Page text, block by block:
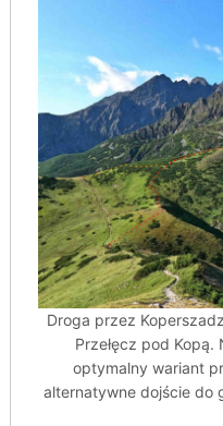
Droga przez
Przełęcz pod Kopą.
optymalny wariant
alternatywne dojście do